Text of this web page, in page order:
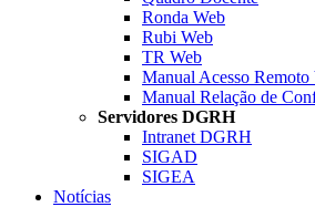
Ronda Web
Rubi Web
TR Web
Manual Acesso Remoto
Manual Relação de
Servidores DGRH
Intranet DGRH
SIGAD
SIGEA
Notícias